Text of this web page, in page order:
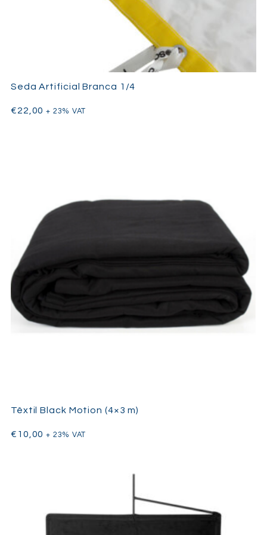
Seda Artificial Branca 1/4
€22,00 + 23% VAT
Têxtil Black Motion (4×3 m)
€ 10,00 + 23% VAT